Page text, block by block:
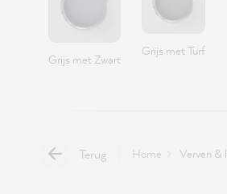
Grijs met Zwart
Grijs met Turf
Terug Home Verven &